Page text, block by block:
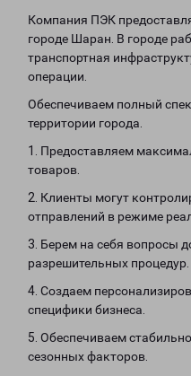
Компания ПЭК
городе Шаран. В городе
транспортная
операции.
Обеспечиваем полный
территории города.
1. Предоставляем
товаров.
2. Клиенты могут
отправлений в режиме
3. Берем на себя вопросы
разрешительных процедур.
4. Создаем
специфики бизнеса.
5. Обеспечиваем
сезонных факторов.